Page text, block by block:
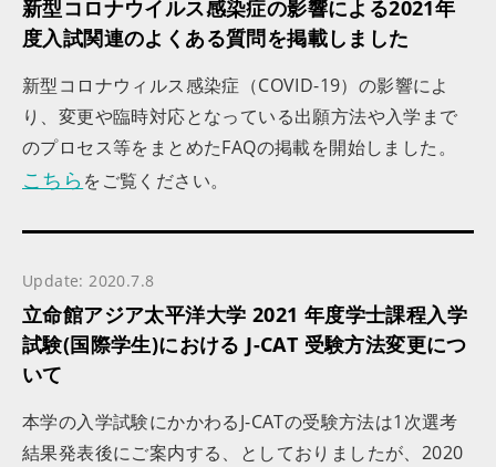
新型コロナウイルス感染症の影響による2021年
度入試関連のよくある質問を掲載しました
新型コロナウィルス感染症（COVID-19）の影響によ
り、変更や臨時対応となっている出願方法や入学まで
のプロセス等をまとめたFAQの掲載を開始しました。
こちら をご覧ください。
Update: 2020.7.8
立命館アジア太平洋大学 2021 年度学士課程入学
試験(国際学生)における J-CAT 受験方法変更につ
いて
本学の入学試験にかかわるJ-CATの受験方法は1次選考
結果発表後にご案内する、としておりましたが、2020